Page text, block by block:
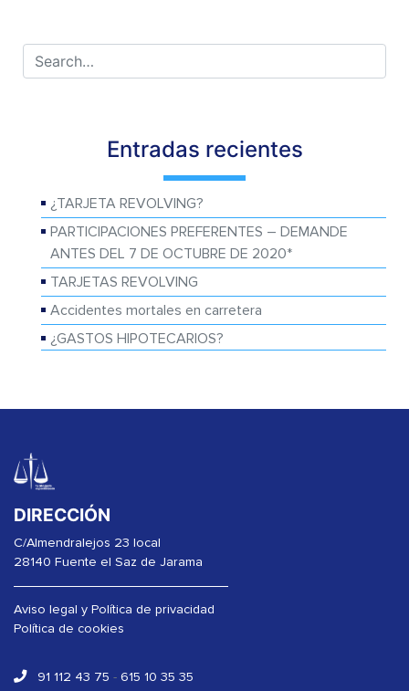
Entradas recientes
¿TARJETA REVOLVING?
PARTICIPACIONES PREFERENTES – DEMANDE
ANTES DEL 7 DE OCTUBRE DE 2020*
TARJETAS REVOLVING
Accidentes mortales en carretera
¿GASTOS HIPOTECARIOS?
DIRECCIÓN
C/Almendralejos 23 local
28140 Fuente el Saz de Jarama
Aviso legal y Política de privacidad
Política de cookies
91 112 43 75 - 615 10 35 35